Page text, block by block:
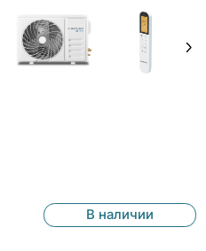
В наличии